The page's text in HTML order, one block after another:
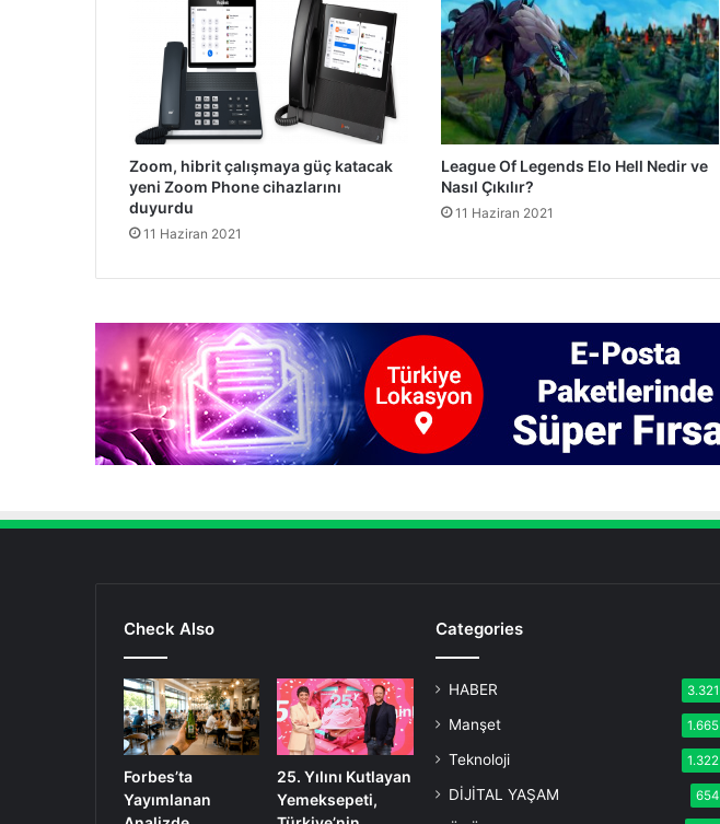
Zoom, hibrit çalışmaya güç katacak
yeni Zoom Phone cihazlarını
duyurdu
11 Haziran 2021
League Of Legends Elo Hell Nedir ve
Nasıl Çıkılır?
11 Haziran 2021
Check Also
Forbes’ta
Yayımlanan
25. Yılını Kutlayan
Yemeksepeti,
Categories
HABER 3.321
Manşet 1.665
Teknoloji 1.322
DİJİTAL YAŞAM 654